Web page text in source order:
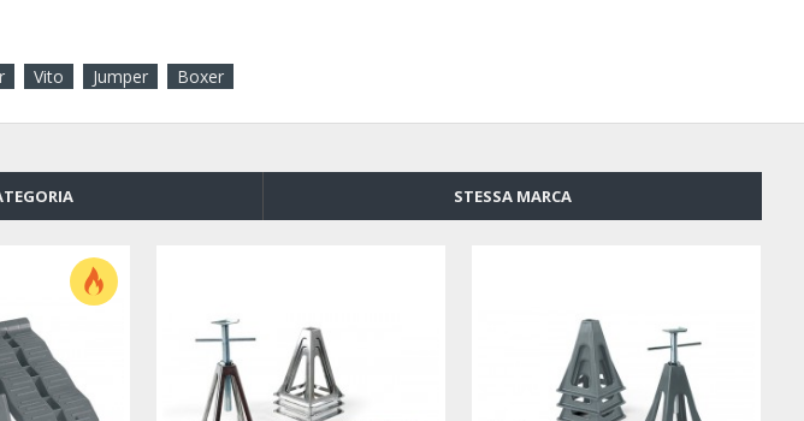
Vito Jumper Boxer
STESSA MARCA